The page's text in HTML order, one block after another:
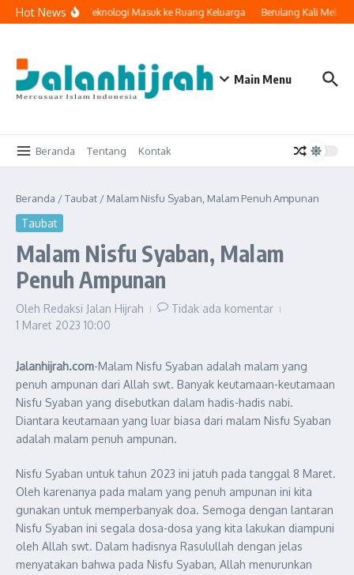
Lewati ke konten
Hot NewsKetika Teknologi Masuk ke Ruang Keluarga Berulang Kali
Main Menu
Beranda Tentang Kontak
Beranda /Taubat / Malam Nisfu Syaban, Malam Penuh Ampunan
Taubat
Malam Nisfu Syaban, Malam
Penuh Ampunan
Oleh Redaksi Jalan Hijrah
Tidak ada komentar
1 Maret 2023 10:00
Jalanhijrah.com-Malam Nisfu Syaban adalah malam yang
penuh ampunan dari Allah swt. Banyak keutamaan-keutamaan
Nisfu Syaban yang disebutkan dalam hadis-hadis nabi.
Diantara keutamaan yang luar biasa dari malam Nisfu Syaban
adalah malam penuh ampunan.
Nisfu Syaban untuk tahun 2023 ini jatuh pada tanggal 8 Maret.
Oleh karenanya pada malam yang penuh ampunan ini kita
gunakan untuk memperbanyak doa. Semoga dengan lantaran
Nisfu Syaban ini segala dosa-dosa yang kita lakukan diampuni
oleh Allah swt. Dalam hadisnya Rasulullah dengan jelas
menyatakan bahwa pada Nisfu Syaban, Allah menurunkan